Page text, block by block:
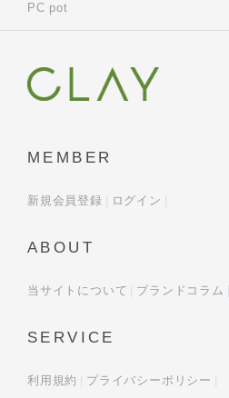
PC pot
MEMBER
新規会員登録 ログイン
ABOUT
当サイトについて ブランドコラム
SERVICE
利用規約 プライバシーポリシー